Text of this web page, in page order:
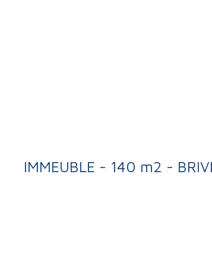
IMMEUBLE - 140 m2 -